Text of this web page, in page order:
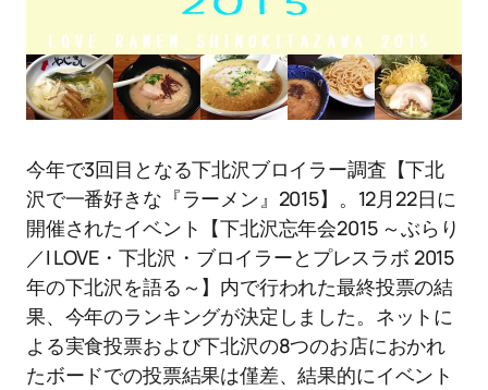
今年で3回目となる下北沢ブロイラー調査【下北
沢で一番好きな『ラーメン』2015】。12月22日に
開催されたイベント【下北沢忘年会2015 ～ぶらり
／I LOVE・下北沢・ブロイラーとプレスラボ 2015
年の下北沢を語る～】内で行われた最終投票の結
果、今年のランキングが決定しました。ネットに
よる実食投票および下北沢の8つのお店におかれ
たボードでの投票結果は僅差、結果的にイベント